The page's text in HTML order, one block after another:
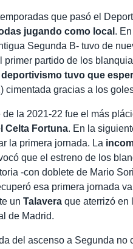
que pasó el
jugando como local .
Segunda B- tuvo de
primer partido de los
deportivismo tuvo que
cimentada gracias a los
de la 2021-22 fue el más
Celta Fortuna. En la
la primera jornada. La
que el estreno de los
-con doblete de Mario
esa primera jornada
unTalavera que aterrizó en
de Madrid.
del ascenso a Segunda no